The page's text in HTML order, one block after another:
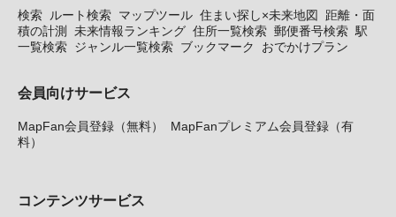
検索 ルート検索 マップツール 住まい探し×未来地図
距離・面
積の計測
未来情報ランキング 住所一覧検索 郵便番号検索 駅
一覧検索 ジャンル一覧検索 ブックマーク おでかけプラン
会員向けサービス
MapFan会員登録（無料）
MapFanプレミアム会員登録（有
料）
コンテンツサービス